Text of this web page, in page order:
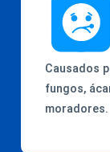
Causados
fungos,
moradores.